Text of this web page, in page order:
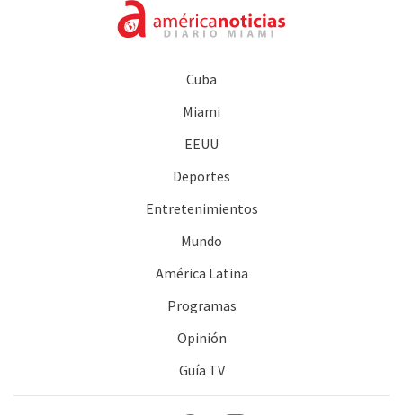
Cuba
Miami
EEUU
Deportes
Entretenimientos
Mundo
América Latina
Programas
Opinión
Guía TV